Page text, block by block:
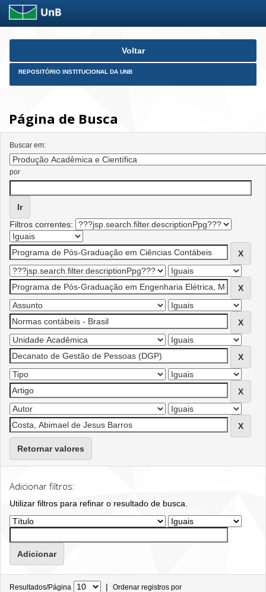
Skip
Voltar
REPOSITÓRIO INSTITUCIONAL DA UNB
Página de Busca
Buscar em:
por
Filtros correntes:
Retornar valores
Adicionar filtros:
Utilizar filtros para refinar o resultado de busca.
Resultados/Página | Ordenar registros por